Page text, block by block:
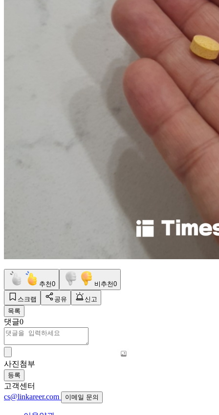
추천0 비추천0
스크랩 공유
신고
목록
댓글0
사진첨부
등록
고객센터
cs@linkareer.com
이메일 문의